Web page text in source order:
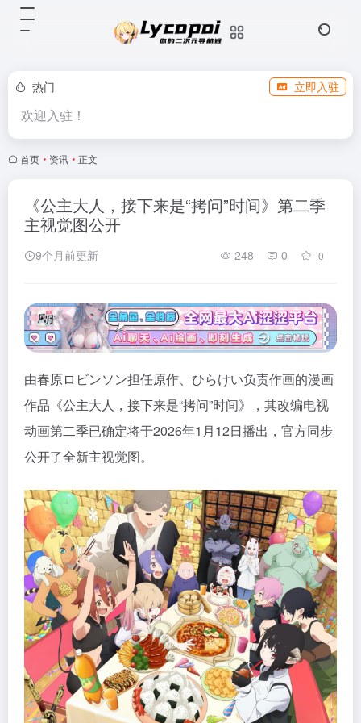
热门 立即入驻
欢迎入驻！
首页 • 资讯 • 正文
《公主大人，接下来是“拷问”时间》第二季
主视觉图公开
9个月前更新 248 0 0
由春原ロビンソン担任原作、ひらけい负责作画的漫画
作品《公主大人，接下来是“拷问”时间》，其改编电视
动画第二季已确定将于2026年1月12日播出，官方同步
公开了全新主视觉图。